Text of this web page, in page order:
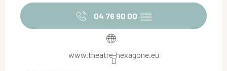
04 76 90 00 ▒▒
www.theatre-hexagone.eu